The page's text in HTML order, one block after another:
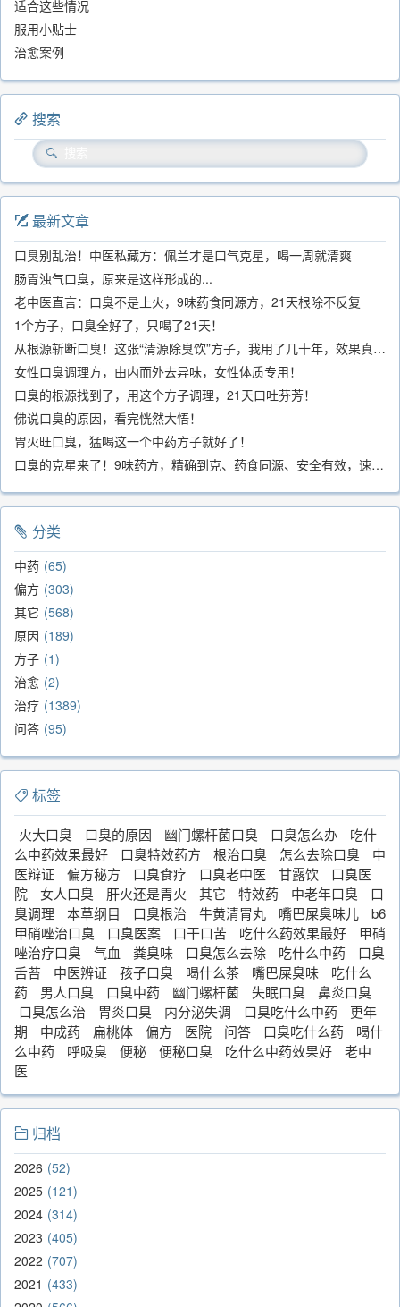
适合这些情况
服用小贴士
治愈案例
搜索
最新文章
口臭别乱治！中医私藏方：佩兰才是口气克星，喝一周就清爽
肠胃浊气口臭，原来是这样形成的...
老中医直言：口臭不是上火，9味药食同源方，21天根除不反复
1个方子，口臭全好了，只喝了21天！
从根源斩断口臭！这张“清源除臭饮”方子，我用了几十年，效果真不错
女性口臭调理方，由内而外去异味，女性体质专用！
口臭的根源找到了，用这个方子调理，21天口吐芬芳！
佛说口臭的原因，看完恍然大悟！
胃火旺口臭，猛喝这一个中药方子就好了！
口臭的克星来了！9味药方，精确到克、药食同源、安全有效，速看！
分类
中药 65
偏方 303
其它 568
原因 189
方子 1
治愈 2
治疗 1389
问答 95
标签
火大口臭 口臭的原因 幽门螺杆菌口臭 口臭怎么办
吃什
么中药效果最好
口臭特效药方 根治口臭 怎么去除口臭
中
医辩证
偏方秘方 口臭食疗 口臭老中医 甘露饮
口臭医
院
女人口臭 肝火还是胃火 其它 特效药 中老年口臭
口
臭调理
本草纲目 口臭根治 牛黄清胃丸 嘴巴屎臭味儿
b6
甲硝唑治口臭
口臭医案 口干口苦 吃什么药效果最好
甲硝
唑治疗口臭
气血 粪臭味 口臭怎么去除 吃什么中药
口臭
舌苔
中医辨证 孩子口臭 喝什么茶 嘴巴屎臭味
吃什么
药
男人口臭 口臭中药 幽门螺杆菌 失眠口臭
鼻炎口臭
口臭怎么治
胃炎口臭 内分泌失调 口臭吃什么中药
更年
期
中成药 扁桃体 偏方 医院 问答 口臭吃什么药
喝什
么中药
呼吸臭 便秘 便秘口臭 吃什么中药效果好
老中
医
归档
2026 52
2025 121
2024 314
2023 405
2022 707
2021
433